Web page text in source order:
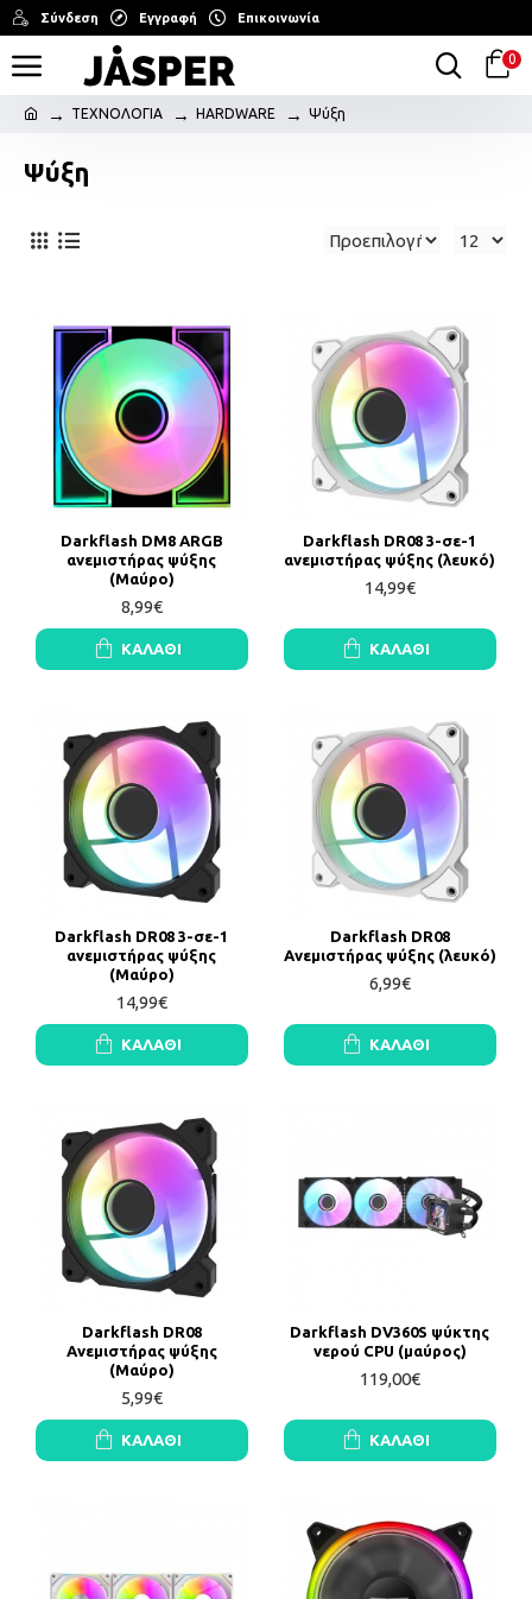
Σύνδεση Εγγραφή Επικοινωνία
0
ΤΕΧΝΟΛΟΓΙΑ HARDWARE Ψύξη
Ψύξη
Darkflash DM8 ARGB
ανεμιστήρας ψύξης
(Μαύρο)
8,99€
ΚΑΛΆΘΙ
Darkflash DR08 3-σε-1
ανεμιστήρας ψύξης (λευκό)
14,99€
ΚΑΛΆΘΙ
Darkflash DR08 3-σε-1
ανεμιστήρας ψύξης
(Μαύρο)
14,99€
ΚΑΛΆΘΙ
Darkflash DR08
Ανεμιστήρας ψύξης (λευκό)
6,99€
ΚΑΛΆΘΙ
Darkflash DR08
Ανεμιστήρας ψύξης
(Μαύρο)
5,99€
ΚΑΛΆΘΙ
Darkflash DV360S ψύκτης
νερού CPU (μαύρος)
119,00€
ΚΑΛΆΘΙ